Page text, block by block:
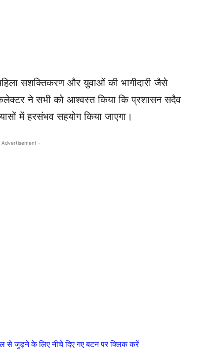
सशक्तिकरण और युवाओं की भागीदारी जैसे
कलेक्टर ने सभी को आश्वस्त किया कि प्रशासन सदैव
में हरसंभव सहयोग किया जाएगा।
-
से जुड़ने के लिए नीचे दिए गए बटन पर क्लिक करें